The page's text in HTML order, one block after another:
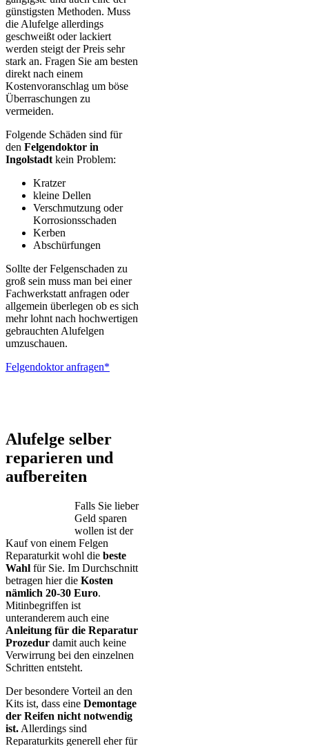
günstigsten Methoden. Muss
die Alufelge allerdings
geschweißt oder lackiert
werden steigt der Preis sehr
stark an. Fragen Sie am besten
direkt nach einem
Kostenvoranschlag um böse
Überraschungen zu
vermeiden.
Folgende Schäden sind für
den Felgendoktor in
Ingolstadt kein Problem:
Kratzer
kleine Dellen
Verschmutzung oder
Korrosionsschaden
Kerben
Abschürfungen
Sollte der Felgenschaden zu
groß sein muss man bei einer
Fachwerkstatt anfragen oder
allgemein überlegen ob es sich
mehr lohnt nach hochwertigen
gebrauchten Alufelgen
umzuschauen.
Felgendoktor anfragen*
Alufelge selber
reparieren und
aufbereiten
Falls Sie lieber
Geld sparen
wollen ist der
Kauf von einem Felgen
Reparaturkit wohl die beste
Wahl für Sie. Im Durchschnitt
betragen hier die Kosten
nämlich 20-30 Euro.
Mitinbegriffen ist
unteranderem auch eine
Anleitung für die Reparatur
Prozedur damit auch keine
Verwirrung bei den einzelnen
Schritten entsteht.
Der besondere Vorteil an den
Kits ist, dass eine Demontage
der Reifen nicht notwendig
ist. Allerdings sind
Reparaturkits generell eher für